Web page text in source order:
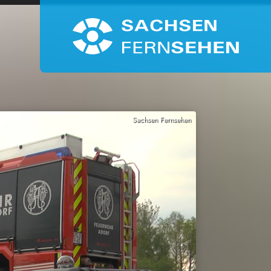
Sachsen Fernsehen